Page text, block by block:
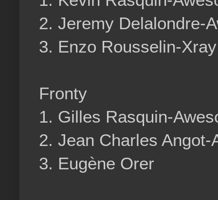
2. Jeremy Delalondre-
3. Enzo Rousselin-Xray
Fronty
1. Gilles Rasquin-
2. Jean Charles
3. Eugène Orer